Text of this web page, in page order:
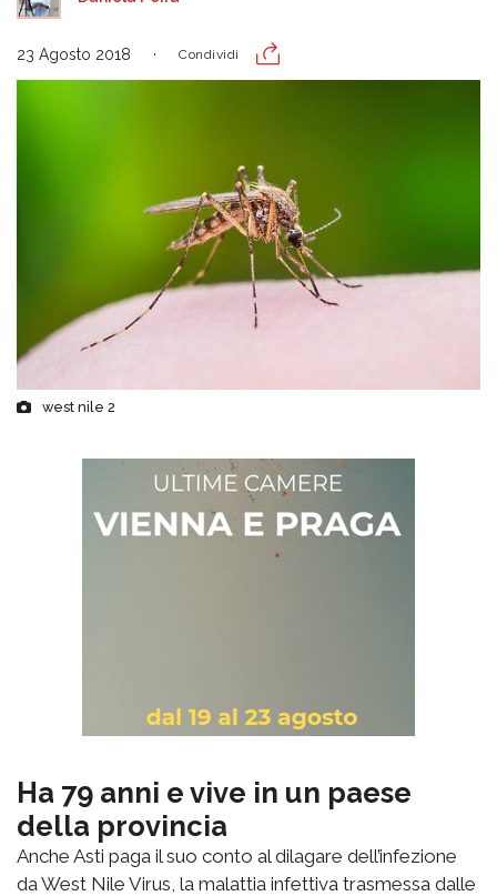
23 Agosto 2018 Condividi
west nile 2
Ha 79 anni e vive in un paese
della provincia
Anche Asti paga il suo conto al dilagare dell’infezione
da West Nile Virus, la malattia infettiva trasmessa dalle